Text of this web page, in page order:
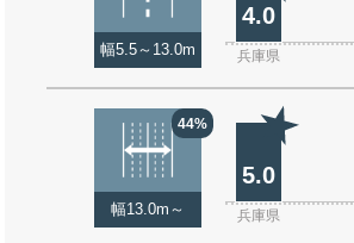
幅5.5～13.0m
4.0
兵庫県
44%
幅13.0m～
5.0
兵庫県